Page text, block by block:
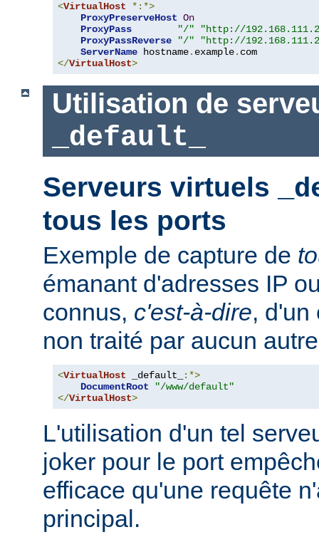
<VirtualHost
*:*>
ProxyPreserveHost On
ProxyPass
"/"
"http://
ProxyPassReverse
"/"
"http://
ServerName hostname. example.
</VirtualHost>
Utilisation de
_default_
Serveurs virtuels
tous les ports
Exemple de capture de
émanant d'adresses IP
connus, c'est-à-dire, d'un
non traité par aucun
<VirtualHost _default_
:*>
DocumentRoot
"/www/default"
</VirtualHost>
L'utilisation d'un tel
joker pour le port
efficace qu'une requête
principal.